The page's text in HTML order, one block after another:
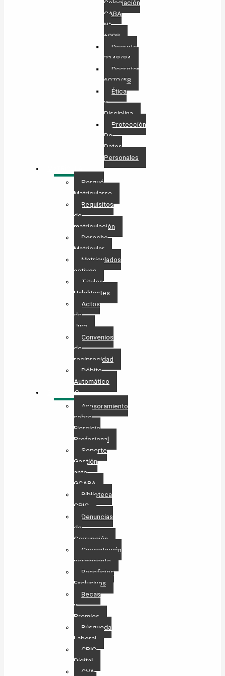
Colegiación
CABA
N°
6908
Decreto
2148/84
Decreto
6070/58
Ética
y
Disciplina
Protección
De
Datos
Personales​
Porqué
Matricularse
Requisitos
de
matriculación
Derecho
Matricular
Matriculados
activos
Titulos
Habilitantes
Actos
de
Jura
Convenios
de
reciprocidad
Débito
Automático
SERVICIOS
Asesoramiento
sobre
Ejercicio
Profesional
Soporte
Gestión
ante
GCABA
Biblioteca
CPIC
Denuncias
de
Corrupción
Capacitación
permanente
Beneficios
Exclusivos
Becas
y
Premios
Búsqueda
Laboral​
CPIC
Digital
CVA